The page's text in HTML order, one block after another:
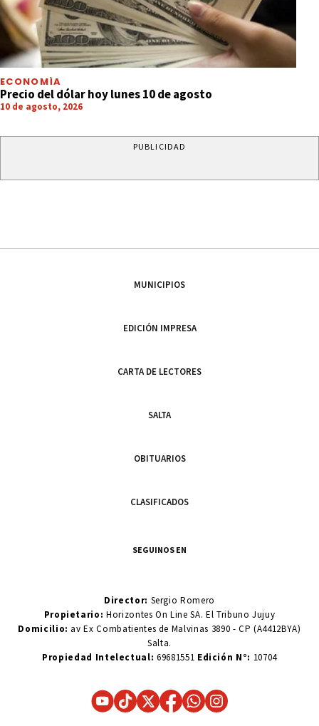
ECONOMÍA
Precio del dólar hoy lunes 10 de agosto
10 de agosto, 2026
PUBLICIDAD
MUNICIPIOS
EDICIÓN IMPRESA
CARTA DE LECTORES
SALTA
OBITUARIOS
CLASIFICADOS
SEGUINOS EN
Director: Sergio Romero
Propietario:Horizontes On Line SA. El Tribuno Jujuy
Domicilio: av Ex Combatientes de Malvinas 3890 - CP (A4412BYA)
Salta.
Propiedad Intelectual: 69681551 Edición N°: 10704